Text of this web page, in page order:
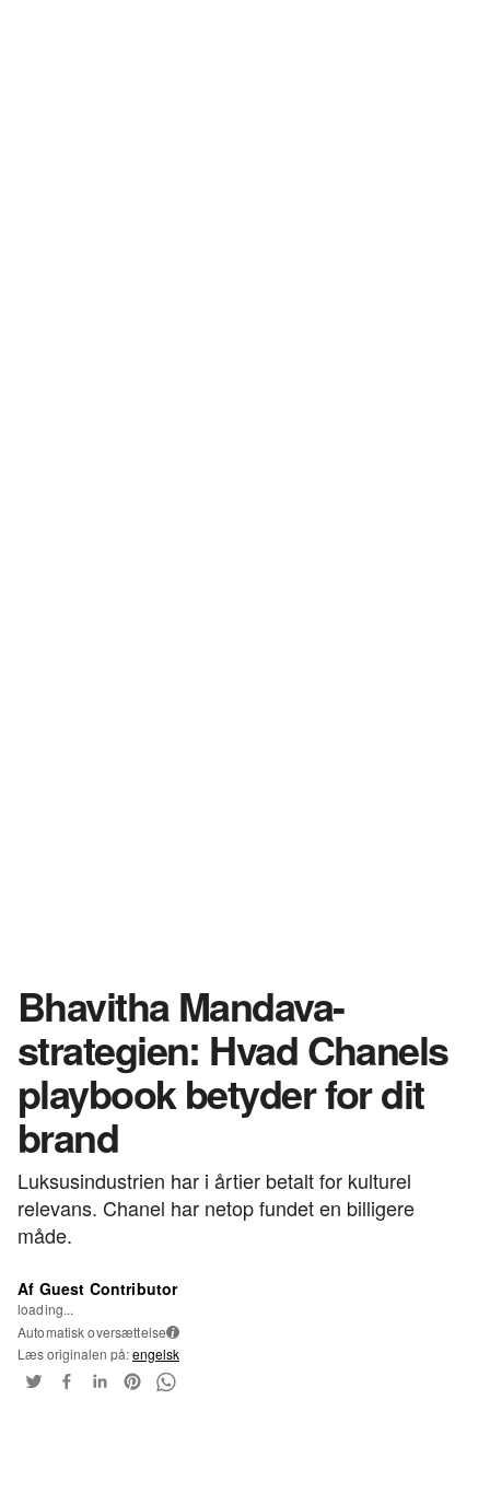
Bhavitha Mandava-
strategien: Hvad Chanels
playbook betyder for dit
brand
Luksusindustrien har i årtier betalt for kulturel
relevans. Chanel har netop fundet en billigere
måde.
Af Guest Contributor
loading...
Automatisk oversættelse i
Læs originalen på:engelsk